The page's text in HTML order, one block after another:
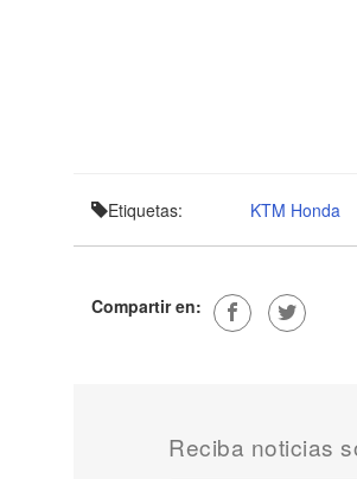
Etiquetas: KTM Honda
Compartir en:
Reciba noticias